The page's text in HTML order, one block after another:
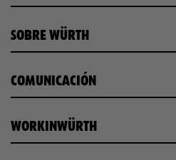
SOBRE WÜRTH
COMUNICACIÓN
WORKINWÜRTH